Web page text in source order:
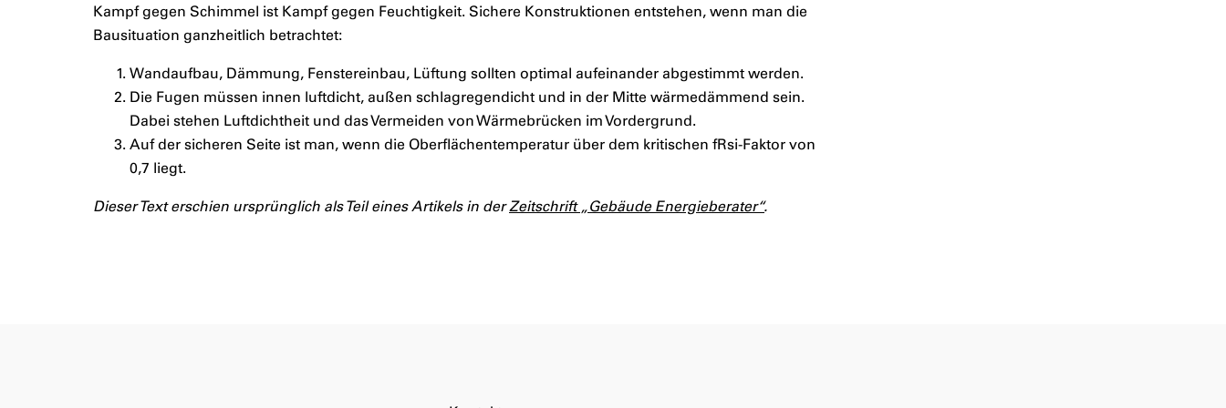
Kampf gegen Schimmel ist Kampf gegen Feuchtigkeit. Sichere Konstruktionen entstehen, wenn man die
Bausituation ganzheitlich betrachtet:
Wandaufbau, Dämmung, Fenstereinbau, Lüftung sollten optimal aufeinander abgestimmt werden.
Die Fugen müssen innen luftdicht, außen schlagregendicht und in der Mitte wärmedämmend sein.
Dabei stehen Luftdichtheit und das Vermeiden von Wärmebrücken im Vordergrund.
Auf der sicheren Seite ist man, wenn die Oberflächentemperatur über dem kritischen fRsi-Faktor von
0,7 liegt.
Dieser Text erschien ursprünglich als Teil eines Artikels in derZeitschrift „Gebäude Energieberater“.